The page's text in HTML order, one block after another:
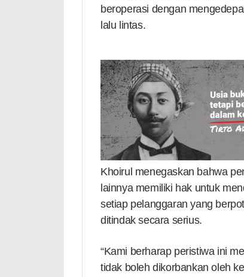
beroperasi dengan
lalu lintas.
Khoirul menegaskan bahwa
lainnya memiliki hak untuk
setiap pelanggaran yang
ditindak secara serius.
“Kami berharap peristiwa ini
tidak boleh dikorbankan oleh